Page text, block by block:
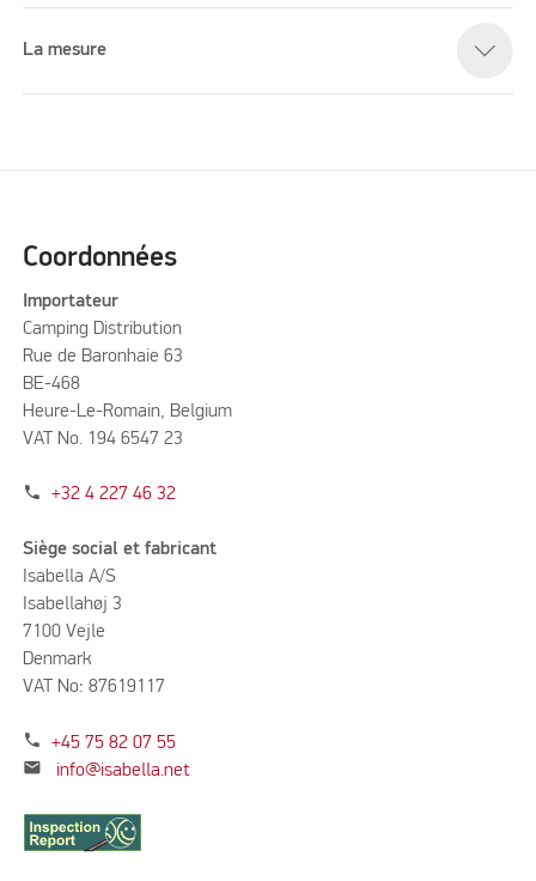
La mesure
Coordonnées
Importateur
Camping Distribution
Rue de Baronhaie 63
BE-468
Heure-Le-Romain, Belgium
VAT No. 194 6547 23
phone +32 4 227 46 32
Siège social et fabricant
Isabella A/S
Isabellahøj 3
7100 Vejle
Denmark
VAT No: 87619117
phone +45 75 82 07 55
mail info@isabella.net